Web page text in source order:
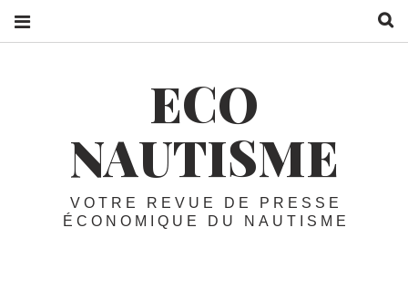
ECO
NAUTISME
VOTRE REVUE DE PRESSE
ÉCONOMIQUE DU NAUTISME